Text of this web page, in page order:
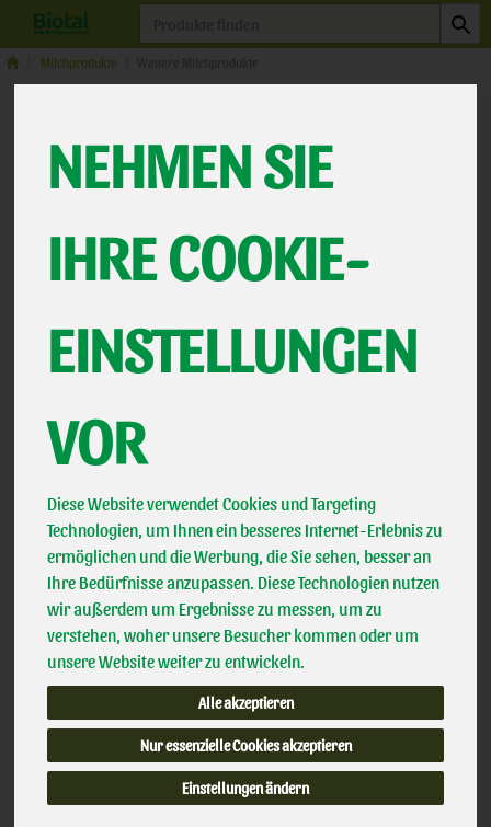
NEHMEN SIE
IHRE COOKIE-
EINSTELLUNGEN
VOR
Diese Website verwendet Cookies und Targeting
Technologien, um Ihnen ein besseres Internet-Erlebnis zu
ermöglichen und die Werbung, die Sie sehen, besser an
Ihre Bedürfnisse anzupassen. Diese Technologien nutzen
wir außerdem um Ergebnisse zu messen, um zu
verstehen, woher unsere Besucher kommen oder um
unsere Website weiter zu entwickeln.
Alle akzeptieren
Nur essenzielle Cookies akzeptieren
Einstellungen ändern
Milchprodukte
natürliches natürlich belassen
Andechser
Bioland
Handelsklasse
DE-ÖKO-001
(9,93 € / kg)
inkl. 7% MwSt.
150 g
1,49€